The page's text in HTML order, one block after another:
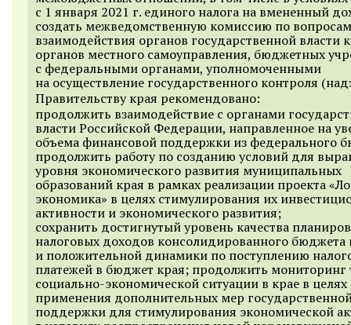
с 1 января 2021 г. единого налога на вмененный
создать межведомственную комиссию по вопросам
взаимодействия органов государственной власти
органов местного самоуправления, бюджетных
с федеральными органами, уполномоченными
на осуществление государственного контроля
Правительству края рекомендовано:
продолжить взаимодействие с органами
власти Российской Федерации, направленное на
объема финансовой поддержки из федерального
продолжить работу по созданию условий для
уровня экономического развития муниципальных
образований края в рамках реализации проекта
экономика» в целях стимулирования их
активности и экономического развития;
сохранить достигнутый уровень качества
налоговых доходов консолидированного бюджета
и положительной динамики по поступлению
платежей в бюджет края; продолжить мониторинг
социально-экономической ситуации в крае в целях
применения дополнительных мер
поддержки для стимулирования экономической